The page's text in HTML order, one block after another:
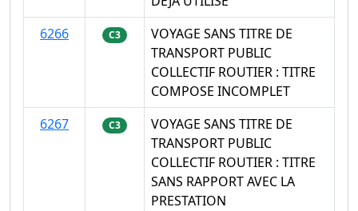
6266
C3
VOYAGE SANS TITRE DE
TRANSPORT PUBLIC
COLLECTIF ROUTIER : TITRE
COMPOSE INCOMPLET
6267
C3
VOYAGE SANS TITRE DE
TRANSPORT PUBLIC
COLLECTIF ROUTIER : TITRE
SANS RAPPORT AVEC LA
PRESTATION